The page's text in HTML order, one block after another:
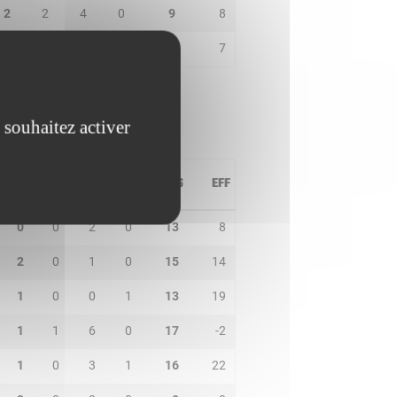
2 2 4 0 9 8
7
PTS EFF
0 0 2 0 13 8
2 0 1 0 15 14
1 0 0 1 13 19
1 1 6 0 17 -2
1 0 3 1 16 22
activer